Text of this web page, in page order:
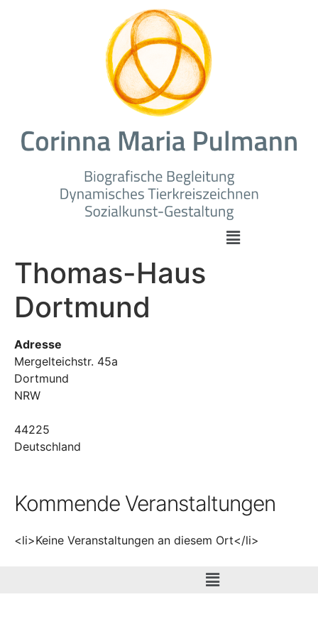
Thomas-Haus
Dortmund
Adresse
Mergelteichstr. 45a
Dortmund
NRW
44225
Deutschland
Kommende Veranstaltungen
<li>Keine Veranstaltungen an diesem Ort</li>